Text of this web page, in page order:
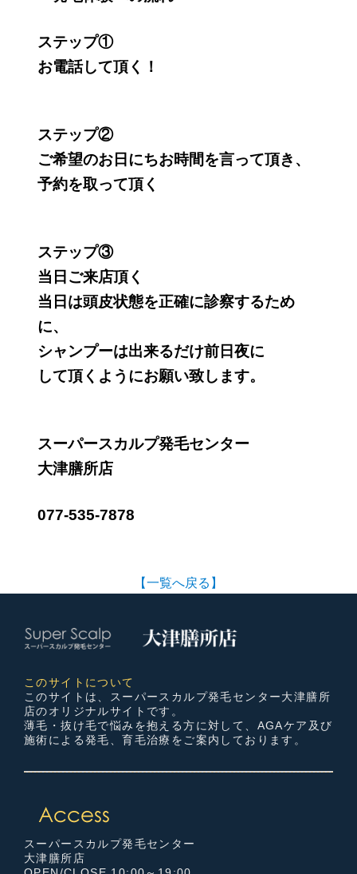
ステップ①
お電話して頂く！
ステップ②
ご希望のお日にちお時間を言って頂き、
予約を取って頂く
ステップ③
当日ご来店頂く
当日は頭皮状態を正確に診察するため
に、
シャンプーは出来るだけ前日夜に
して頂くようにお願い致します。
スーパースカルプ発毛センター
大津膳所店
077-535-7878
【一覧へ戻る】
このサイトについて
このサイトは、スーパースカルプ発毛センター大津膳所
店のオリジナルサイトです。
薄毛・抜け毛で悩みを抱える方に対して、AGAケア及び
施術による発毛、育毛治療をご案内しております。
スーパースカルプ発毛センター
大津膳所店